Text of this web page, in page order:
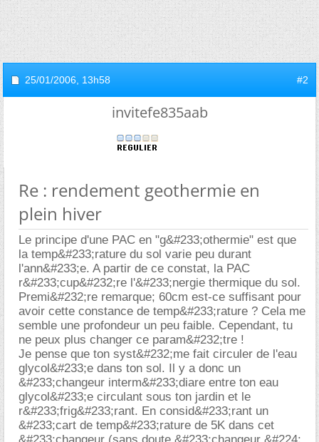
25/01/2006, 13h58 #2
invitefe835aab
Re : rendement geothermie en
plein hiver
Le principe d'une PAC en "g&#233;othermie" est que
la temp&#233;rature du sol varie peu durant
l'ann&#233;e. A partir de ce constat, la PAC
r&#233;cup&#232;re l'&#233;nergie thermique du sol.
Premi&#232;re remarque; 60cm est-ce suffisant pour
avoir cette constance de temp&#233;rature ? Cela me
semble une profondeur un peu faible. Cependant, tu
ne peux plus changer ce param&#232;tre !
Je pense que ton syst&#232;me fait circuler de l'eau
glycol&#233;e dans ton sol. Il y a donc un
&#233;changeur interm&#233;diare entre ton eau
glycol&#233;e circulant sous ton jardin et le
r&#233;frig&#233;rant. En consid&#233;rant un
&#233;cart de temp&#233;rature de 5K dans cet